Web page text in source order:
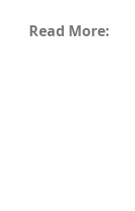
Read More: